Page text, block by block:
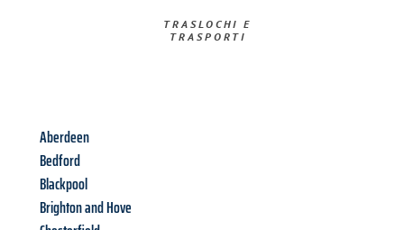
TRASLOCHI E
TRASPORTI​
Aberdeen
Bedford
Blackpool
Brighton and Hove